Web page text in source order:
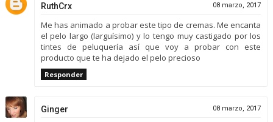
RuthCrx 08 marzo, 2017
Me has animado a probar este tipo de cremas. Me encanta
el pelo largo (larguísimo) y lo tengo muy castigado por los
tintes de peluquería así que voy a probar con este
producto que te ha dejado el pelo precioso
Responder
Ginger 08 marzo, 2017